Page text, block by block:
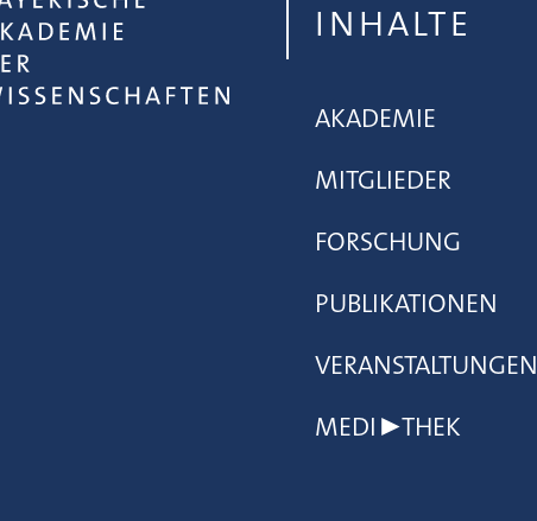
INHALTE
AKADEMIE
MITGLIEDER
FORSCHUNG
PUBLIKATIONEN
VERANSTALTUNGEN
MEDI▶THEK